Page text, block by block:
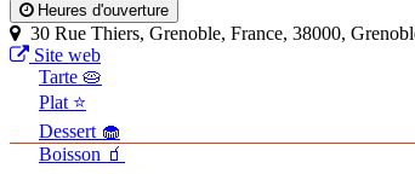
Heures d'ouverture
30 Rue Thiers, Grenoble, France, 38000,
Site web
Tarte 🥧
Plat ⭐
Dessert 🧁
Boisson 🧃